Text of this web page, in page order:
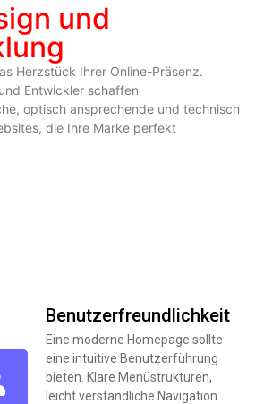
und
Herzstück Ihrer Online-Präsenz.
Entwickler schaffen
optisch ansprechende und technisch
die Ihre Marke perfekt
Benutzerfreundlichkeit
Eine moderne Homepage sollte
eine intuitive Benutzerführung
bieten. Klare Menüstrukturen,
leicht verständliche Navigation